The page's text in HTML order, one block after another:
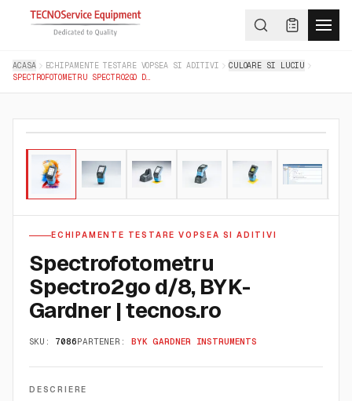
ACASA ECHIPAMENTE TESTARE VOPSEA SI ADITIVI
CULOARE SI LUCIU
ECHIPAMENTE TESTARE VOPSEA SI ADITIVI
Spectrofotometru
Spectro2go d/8, BYK-
Gardner | tecnos.ro
SKU: 7086PARTENER: BYK GARDNER INSTRUMENTS
DESCRIERE